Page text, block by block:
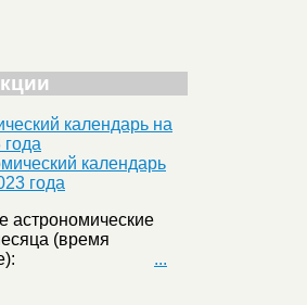
календарь на
астрономические
(время
...